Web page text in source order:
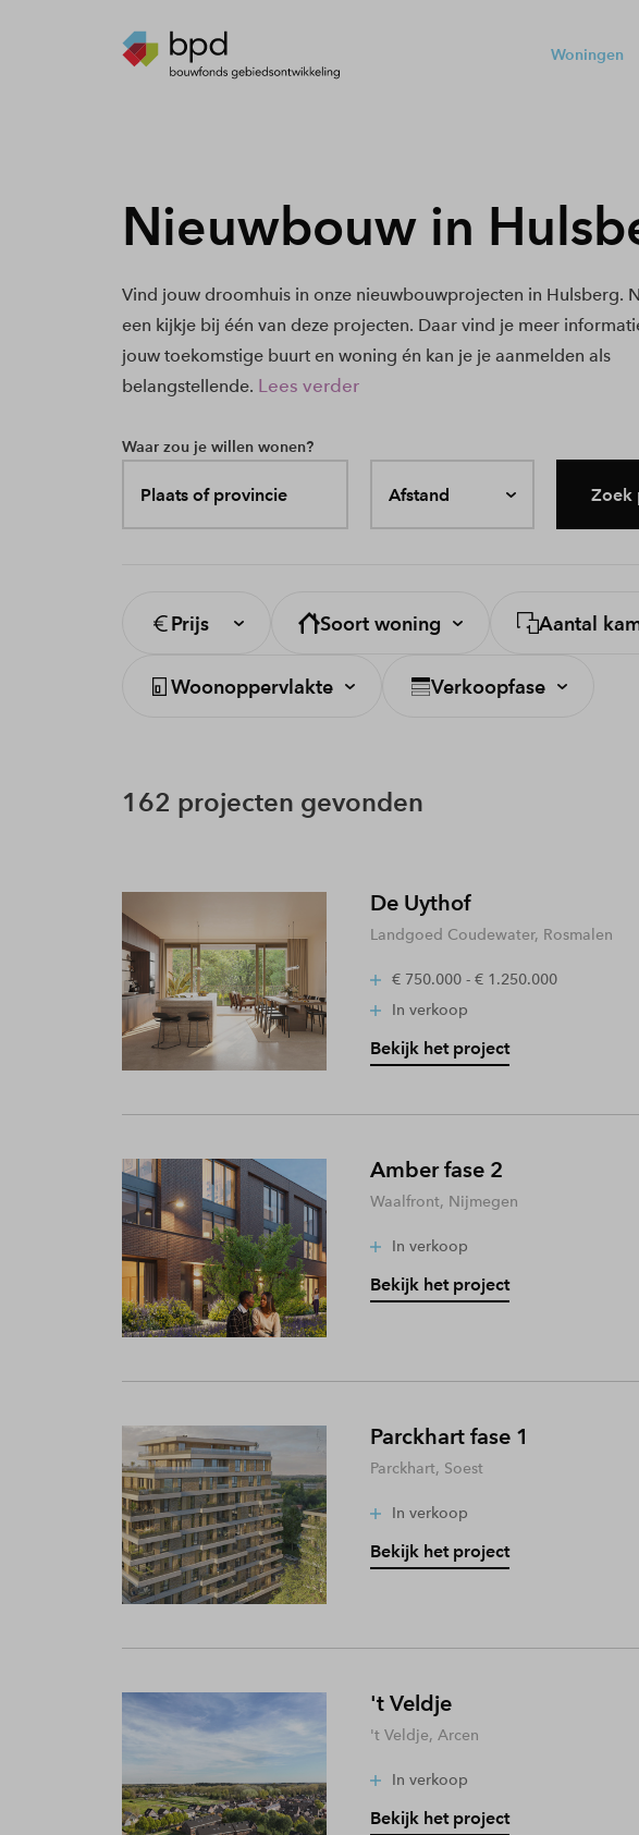
Woningen
Nieuwbouw in
Vind jouw droomhuis in onze nieuwbouwprojecten in Hulsberg.
een kijkje bij één van deze projecten. Daar vind je meer
jouw toekomstige buurt en woning én kan je je aanmelden als
belangstellende. Lees verder
Waar zou je willen wonen?
Plaats of provincie Afstand Zoek
Prijs Soort woning Aantal
Woonoppervlakte Verkoopfase
162 projecten gevonden
De Uythof
Landgoed Coudewater, Rosmalen
€ 750.000 - € 1.250.000
In verkoop
Bekijk het project
Amber fase 2
Waalfront, Nijmegen
In verkoop
Bekijk het project
Parckhart fase 1
Parckhart, Soest
In verkoop
Bekijk het project
't Veldje
't Veldje, Arcen
In verkoop
Bekijk het project